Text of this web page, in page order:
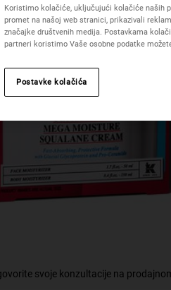
svoje konzultacije na
Koristimo kolačiće, uključujući kolačiće naših
promet na našoj web stranici, prikazivali
značajke društvenih medija. Postavkama
partneri koristimo Vaše osobne podatke
Postavke kolačića